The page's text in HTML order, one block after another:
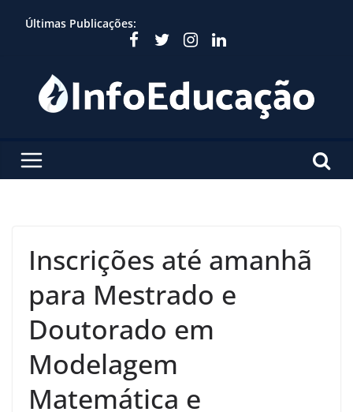
Últimas Publicações:
Inscrições até amanhã
para Mestrado e
Doutorado em
Modelagem
Matemática e